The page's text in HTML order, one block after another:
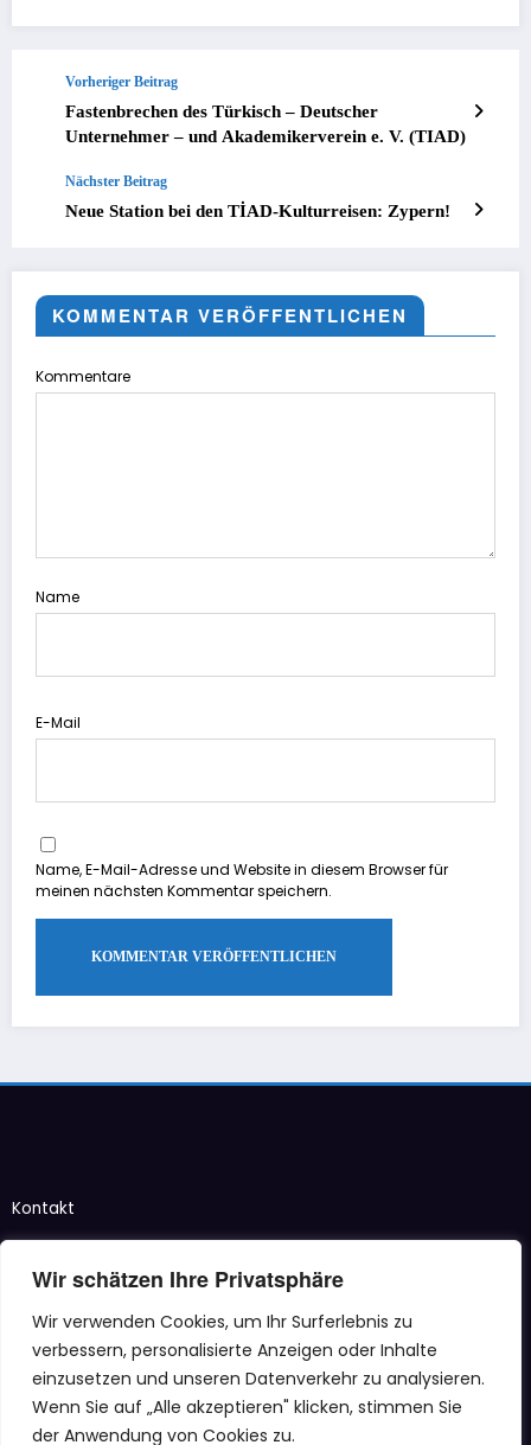
Wir schätzen Ihre Privatsphäre
Wir verwenden Cookies, um Ihr Surferlebnis zu
verbessern, personalisierte Anzeigen oder Inhalte
einzusetzen und unseren Datenverkehr zu analysieren.
Wenn Sie auf „Alle akzeptieren" klicken, stimmen Sie
der Anwendung von Cookies zu.
Vorheriger Beitrag
Fastenbrechen des Türkisch – Deutscher
Unternehmer – und Akademikerverein e. V. (TIAD)
Nächster Beitrag
Neue Station bei den TİAD-Kulturreisen: Zypern!
KOMMENTAR VERÖFFENTLICHEN
Kommentare
Name
E-Mail
Name, E-Mail-Adresse und Website in diesem Browser für
meinen nächsten Kommentar speichern.
Kontakt
47166 Duisburg
info@tiad-ev.de
Menü
Mitgliedschaftsantrag